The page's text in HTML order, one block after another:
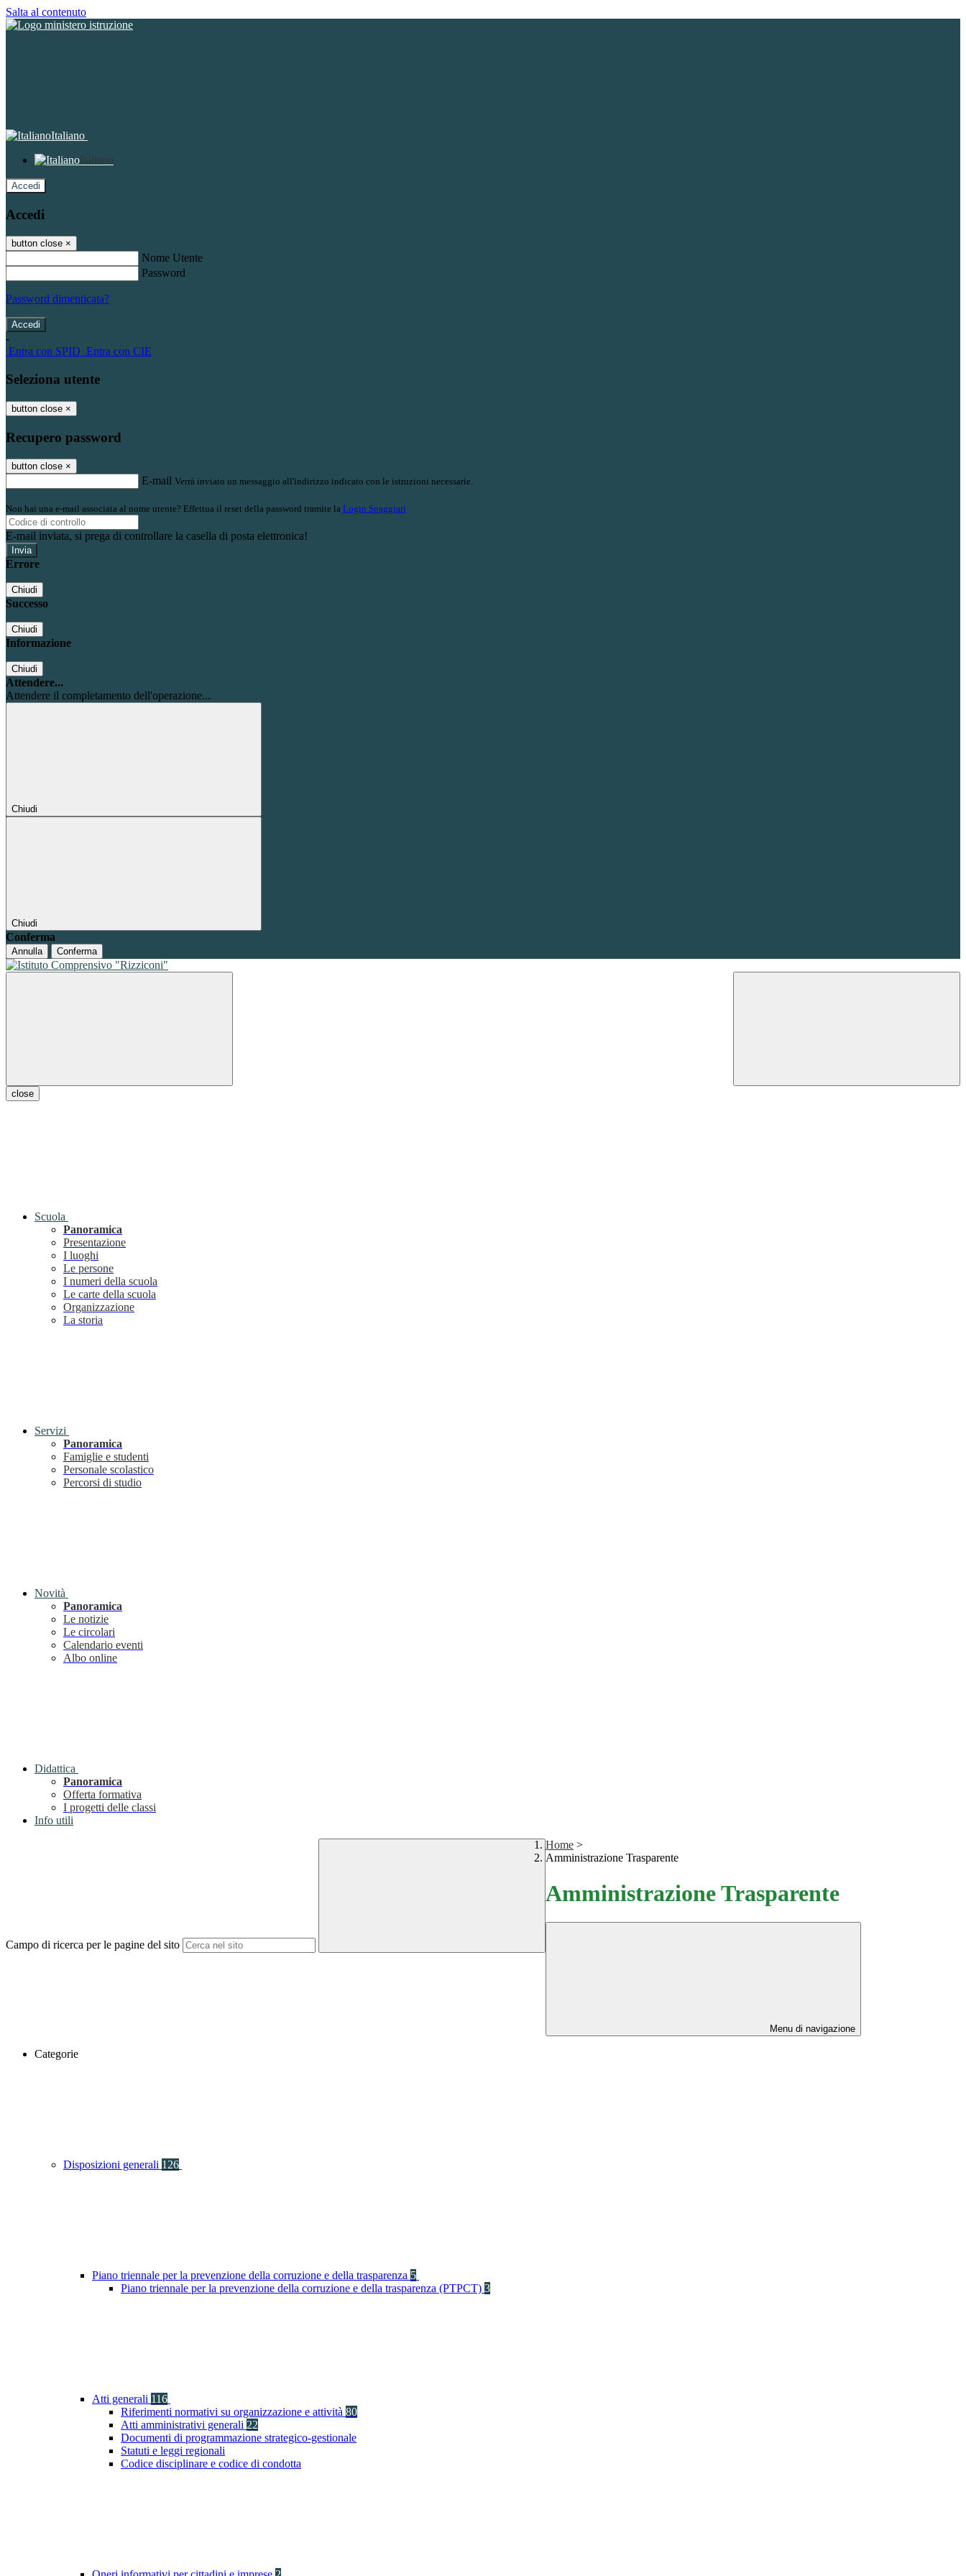
Salta al contenuto
Italiano
Italiano
Accedi
Accedi
button close ×
Nome Utente
Password
Password dimenticata?
-
Entra con SPID Entra con CIE
Seleziona utente
button close ×
Recupero password
button close ×
E-mail Verrà inviato un messaggio all'indirizzo indicato con le istruzioni necessarie.
Non hai una e-mail associata al nome utente? Effettua il reset della password tramite la Login Spaggiari
E-mail inviata, si prega di controllare la casella di posta elettronica!
Errore
Chiudi
Successo
Chiudi
Informazione
Chiudi
Attendere...
Attendere il completamento dell'operazione...
Chiudi
Chiudi
Conferma
Annulla Conferma
close
Scuola
Panoramica
Presentazione
I luoghi
Le persone
I numeri della scuola
Le carte della scuola
Organizzazione
La storia
Servizi
Panoramica
Famiglie e studenti
Personale scolastico
Percorsi di studio
Novità
Panoramica
Le notizie
Le circolari
Calendario eventi
Albo online
Didattica
Panoramica
Offerta formativa
I progetti delle classi
Info utili
Campo di ricerca per le pagine del sito
Home >
Amministrazione Trasparente
Amministrazione Trasparente
Menu di navigazione
Categorie
Disposizioni generali 126
Piano triennale per la prevenzione della corruzione e della trasparenza 5
Piano triennale per la prevenzione della corruzione e della trasparenza (PTPCT) 3
Atti generali 116
Riferimenti normativi su organizzazione e attività 80
Atti amministrativi generali 22
Documenti di programmazione strategico-gestionale
Statuti e leggi regionali
Codice disciplinare e codice di condotta